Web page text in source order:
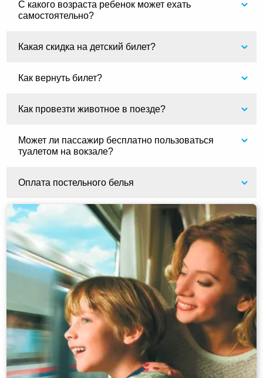
С какого возраста ребенок может ехать
самостоятельно?
Какая скидка на детский билет?
Как вернуть билет?
Как провезти животное в поезде?
Может ли пассажир бесплатно пользоваться
туалетом на вокзале?
Оплата постельного белья